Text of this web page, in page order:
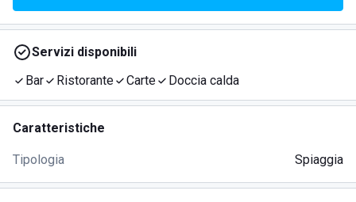
Servizi disponibili
Bar
Ristorante Carte Doccia calda
Caratteristiche
Tipologia Spiaggia